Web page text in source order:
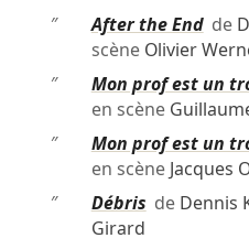
″
After the Endde
scène Olivier
″
Mon prof est un
en scène
″
Mon prof est un
en scène Jacques
″
Débris de Dennis
Girard